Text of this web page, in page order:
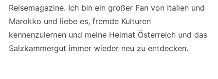
Reisemagazine. Ich bin ein großer Fan von Italien und
Marokko und liebe es, fremde Kulturen
kennenzulernen und meine Heimat Österreich und das
Salzkammergut immer wieder neu zu entdecken.